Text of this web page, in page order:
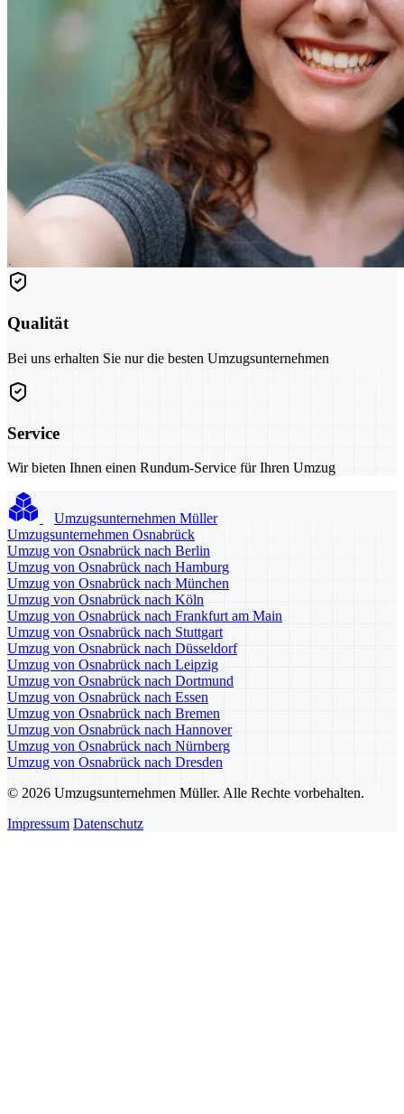
Qualität
Bei uns erhalten Sie nur die besten Umzugsunternehmen
Service
Wir bieten Ihnen einen Rundum-Service für Ihren Umzug
Umzugsunternehmen Müller
Umzugsunternehmen Osnabrück
Umzug von Osnabrück nach Berlin
Umzug von Osnabrück nach Hamburg
Umzug von Osnabrück nach München
Umzug von Osnabrück nach Köln
Umzug von Osnabrück nach Frankfurt am Main
Umzug von Osnabrück nach Stuttgart
Umzug von Osnabrück nach Düsseldorf
Umzug von Osnabrück nach Leipzig
Umzug von Osnabrück nach Dortmund
Umzug von Osnabrück nach Essen
Umzug von Osnabrück nach Bremen
Umzug von Osnabrück nach Hannover
Umzug von Osnabrück nach Nürnberg
Umzug von Osnabrück nach Dresden
© 2026 Umzugsunternehmen Müller. Alle Rechte vorbehalten.
Impressum Datenschutz